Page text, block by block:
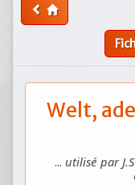
Welt,
... utilisé par